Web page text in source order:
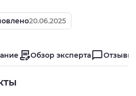
20.06.2025
Обзор эксперта Отзывы